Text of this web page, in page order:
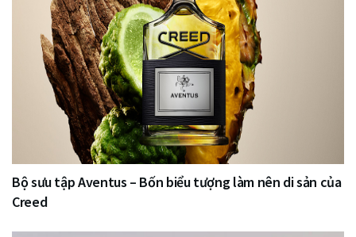
Bộ sưu tập Aventus – Bốn biểu tượng làm nên di sản của
Creed